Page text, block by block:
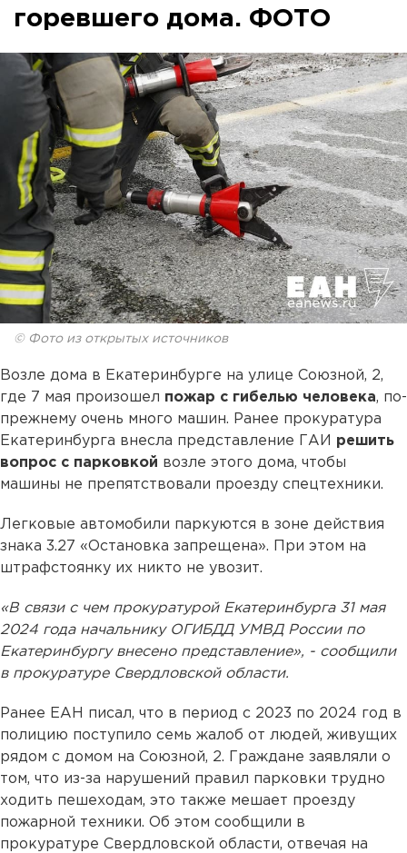
горевшего дома. ФОТО
© Фото из открытых источников
Возле дома в Екатеринбурге на улице Союзной, 2,
где 7 мая произошел пожар с гибелью человека, по-
прежнему очень много машин. Ранее прокуратура
Екатеринбурга внесла представление ГАИ решить
вопрос с парковкой возле этого дома, чтобы
машины не препятствовали проезду спецтехники.
Легковые автомобили паркуются в зоне действия
знака 3.27 «Остановка запрещена». При этом на
штрафстоянку их никто не увозит.
«В связи с чем прокуратурой Екатеринбурга 31 мая
2024 года начальнику ОГИБДД УМВД России по
Екатеринбургу внесено представление», - сообщили
в прокуратуре Свердловской области.
Ранее ЕАН писал, что в период с 2023 по 2024 год в
полицию поступило семь жалоб от людей, живущих
рядом с домом на Союзной, 2. Граждане заявляли о
том, что из-за нарушений правил парковки трудно
ходить пешеходам, это также мешает проезду
пожарной техники. Об этом сообщили в
прокуратуре Свердловской области, отвечая на